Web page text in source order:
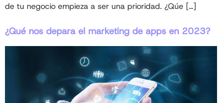
de tu negocio empieza a ser una prioridad. ¿Qúe […]
¿Qué nos depara el marketing de apps en 2023?